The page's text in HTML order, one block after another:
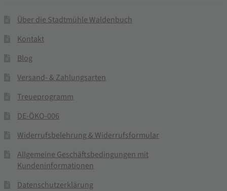
Über die Stadtmühle Waldenbuch
Kontakt
Blog
Versand- & Zahlungsarten
Treueprogramm
DE-ÖKO-006
Widerrufsbelehrung & Widerrufsformular
Allgemeine Geschäftsbedingungen mit
Kundeninformationen
Datenschutzerklärung